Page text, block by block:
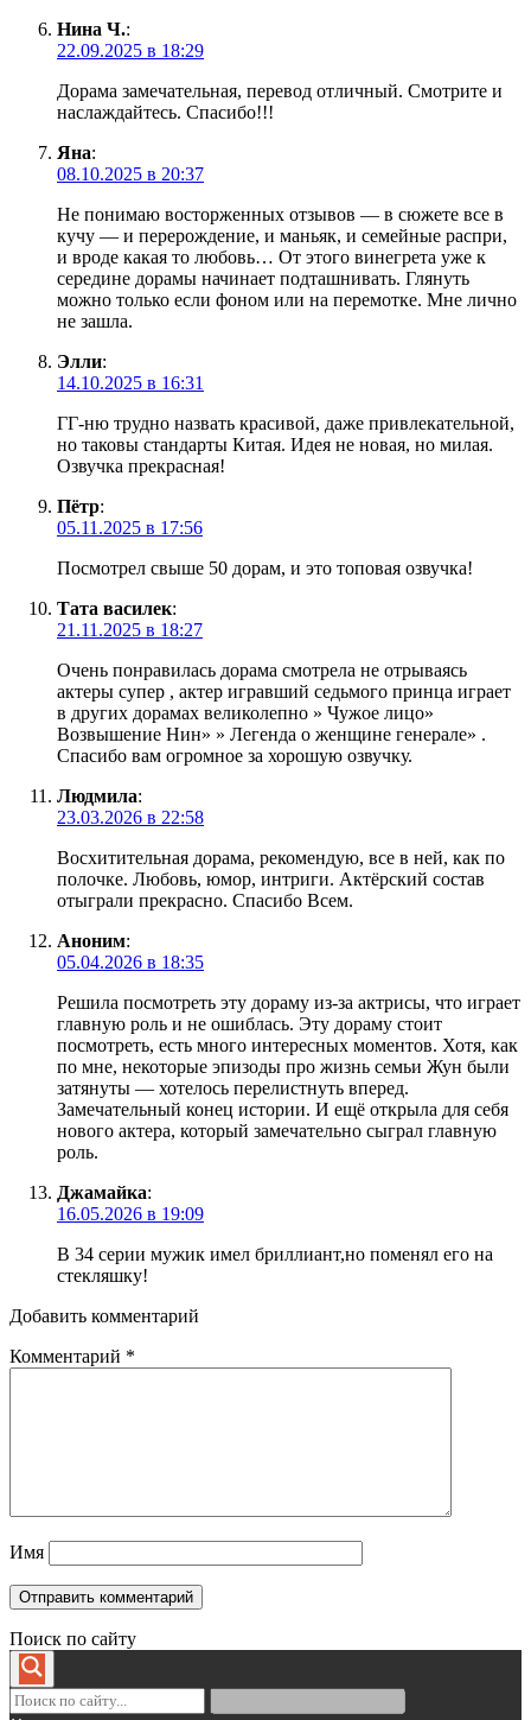
Нина Ч.:
22.09.2025 в 18:29
Дорама замечательная, перевод отличный. Смотрите и
наслаждайтесь. Спасибо!!!
Яна:
08.10.2025 в 20:37
Не понимаю восторженных отзывов — в сюжете все в
кучу — и перерождение, и маньяк, и семейные распри,
и вроде какая то любовь… От этого винегрета уже к
середине дорамы начинает подташнивать. Глянуть
можно только если фоном или на перемотке. Мне лично
не зашла.
Элли:
14.10.2025 в 16:31
ГГ-ню трудно назвать красивой, даже привлекательной,
но таковы стандарты Китая. Идея не новая, но милая.
Озвучка прекрасная!
Пётр:
05.11.2025 в 17:56
Посмотрел свыше 50 дорам, и это топовая озвучка!
Тата василек:
21.11.2025 в 18:27
Очень понравилась дорама смотрела не отрываясь
актеры супер , актер игравший седьмого принца играет
в других дорамах великолепно » Чужое лицо»
Возвышение Нин» » Легенда о женщине генерале» .
Спасибо вам огромное за хорошую озвучку.
Людмила:
23.03.2026 в 22:58
Восхитительная дорама, рекомендую, все в ней, как по
полочке. Любовь, юмор, интриги. Актёрский состав
отыграли прекрасно. Спасибо Всем.
Аноним:
05.04.2026 в 18:35
Решила посмотреть эту дораму из-за актрисы, что играет
главную роль и не ошиблась. Эту дораму стоит
посмотреть, есть много интересных моментов. Хотя, как
по мне, некоторые эпизоды про жизнь семьи Жун были
затянуты — хотелось перелистнуть вперед.
Замечательный конец истории. И ещё открыла для себя
нового актера, который замечательно сыграл главную
роль.
Джамайка:
16.05.2026 в 19:09
В 34 серии мужик имел бриллиант,но поменял его на
стекляшку!
Добавить комментарий
Комментарий *
Имя
Поиск по сайту